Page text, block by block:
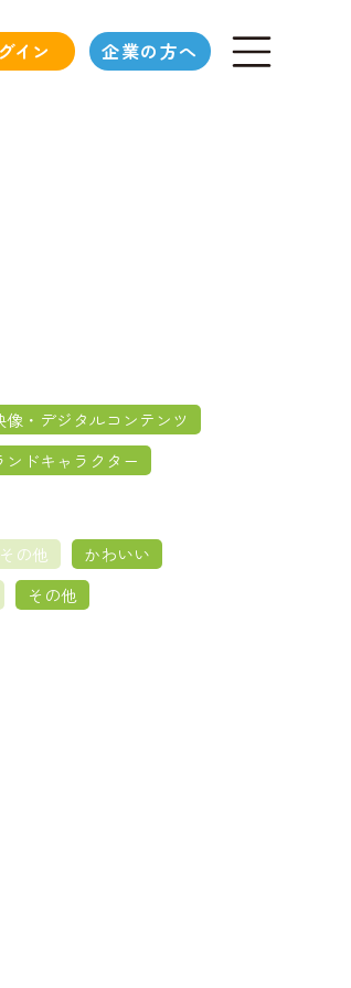
イン 企業の方へ
像・デジタルコンテンツ
ンドキャラクター
の他
かわいい
その他